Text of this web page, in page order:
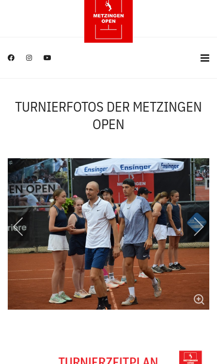
TURNIERFOTOS DER METZINGEN
OPEN